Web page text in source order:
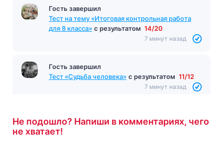
Гость завершил
Тест на тему «Итоговая контрольная работа
для 8 класса» с результатом 14/20
7 минут назад
Гость завершил
Тест «Судьба человека»
с результатом 11/12
7 минут назад
Не подошло? Напиши в комментариях, чего
не хватает!